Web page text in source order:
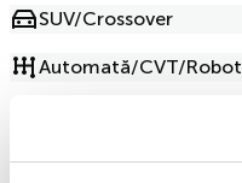
SUV/Crossover
Automată/CVT/Robot
248 674km